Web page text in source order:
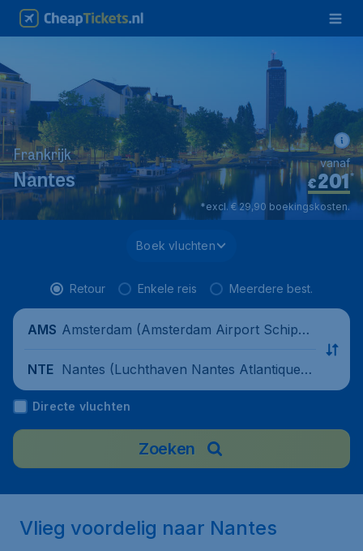
Frankrijk
Nantes €201*
vanaf
*excl. € 29,90 boekingskosten.
Boek vluchten
Retour Enkele reis Meerdere best.
AMS Amsterdam (Amsterdam Airport Schipho
NTE Nantes (Luchthaven Nantes Atlantique),
Frankrijk
Directe vluchten
Zoeken
Vlieg voordelig naar Nantes